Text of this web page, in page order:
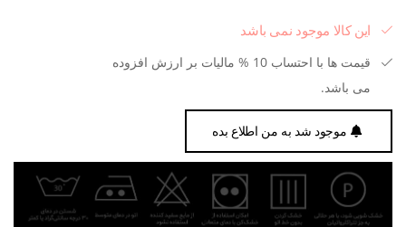
این کالا موجود نمی باشد
قیمت ها با احتساب 10 % مالیات بر ارزش افزوده
می باشد.
موجود شد به من اطلاع بده